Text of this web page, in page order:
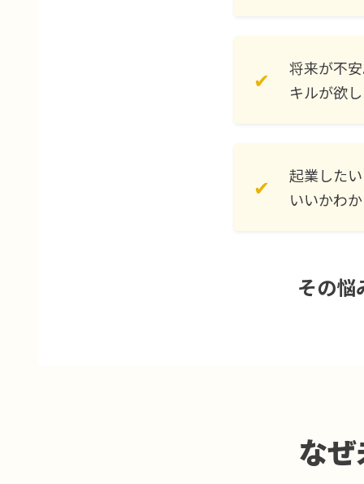
✔
将来が不
キルが欲
✔
起業した
いいかわ
その悩
な